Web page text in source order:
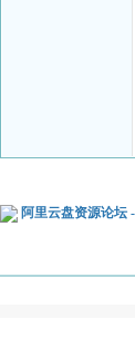
阿里云盘资源论坛